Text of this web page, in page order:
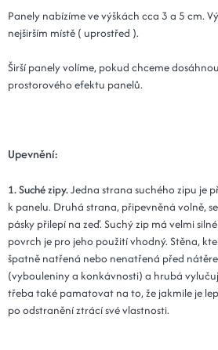
Kód: Plot 30x90x3 - 15 mátová
Kód: Plot 15x120x3 - 15 mátová
Kód: Plot 25x10015 mátováx3 -
30x100x3 - 15 mátová
Kód: Plot 30x100x3 - 15 mátová
25x110x3 - 15 mátová
Kód: Plot 25x110x3 - 15 mátová
Panely nabízíme ve výškách cca 3 a 5 cm.
nejširším místě ( uprostřed ).
Širší panely volíme, pokud chceme
prostorového efektu panelů.
Upevnění:
1. Suché zipy.Jedna strana suchého zipu je
k panelu. Druhá strana, připevněná volně,
pásky přilepí na zeď. Suchý zip má velmi
povrch je pro jeho použití vhodný. Stěna,
špatně natřená nebo nenatřená před
(vybouleniny a konkávnosti) a hrubá
třeba také pamatovat na to, že jakmile je
po odstranění ztrácí své vlastnosti.